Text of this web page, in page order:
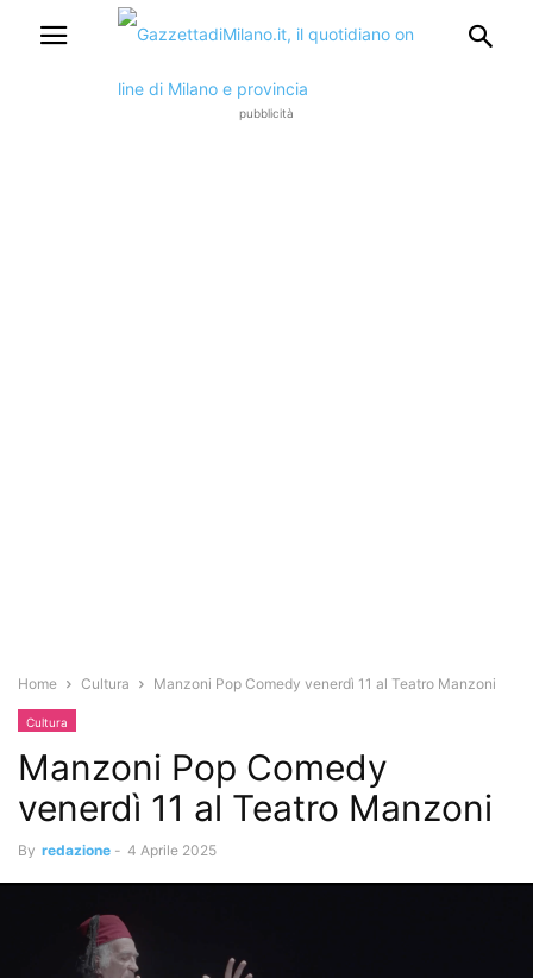
pubblicità
Home Cultura Manzoni Pop Comedy venerdì 11 al Teatro Manzoni
Cultura
Manzoni Pop Comedy
venerdì 11 al Teatro Manzoni
By redazione - 4 Aprile 2025